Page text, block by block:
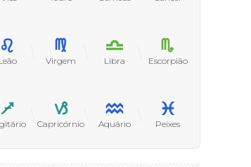
Virgem Libra Escorpião
Capricórnio Aquário Peixes